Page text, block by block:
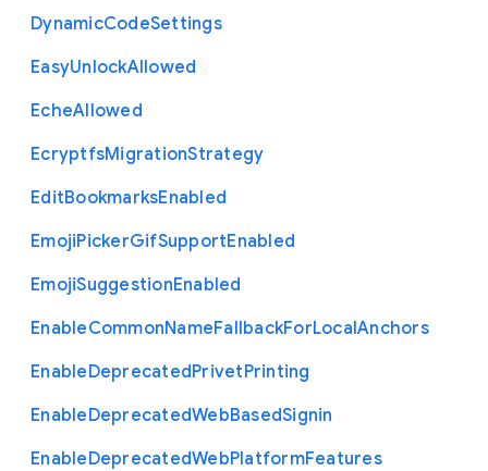
DynamicCodeSettings
EasyUnlockAllowed
EcheAllowed
EcryptfsMigrationStrategy
EditBookmarksEnabled
EmojiPickerGifSupportEnabled
EmojiSuggestionEnabled
EnableCommonNameFallbackForLocalAnchors
EnableDeprecatedPrivetPrinting
EnableDeprecatedWebBasedSignin
EnableDeprecatedWebPlatformFeatures